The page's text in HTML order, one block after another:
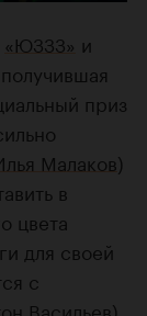
«ЮЗЗЗ» и
, получившая
приз
Малаков)
в
цвета
для своей
с
Васильев)